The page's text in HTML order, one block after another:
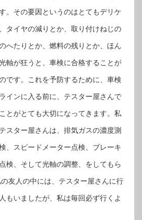
。その要因というのはとてもデリケ
タイヤの減りとか、取り付けねじの
へたりとか、燃料の残りとか、ほん
軸が狂うと、車検に合格することが
です。これを予防するために、車検
インに入る前に、テスター屋さんで
とがとても大切になってきます。私
スター屋さんは、排気ガスの濃度測
、スピードメーター点検、ブレーキ
検、そして光軸の調整、をしてもら
友人の中には、テスター屋さんに行
もいましたが、私は毎回必ず行くよ